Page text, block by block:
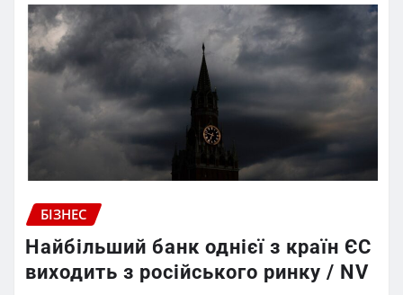
БІЗНЕС
Найбільший банк однієї з країн ЄС
виходить з російського ринку / NV